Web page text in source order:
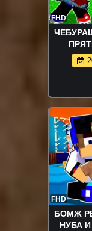
FHD
FHD
БОМЖ
НУБА